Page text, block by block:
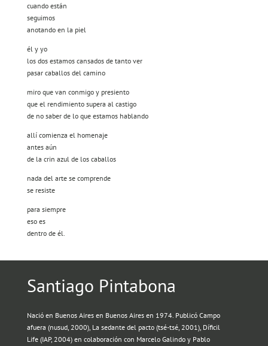
cuando están
seguimos
anotando en la piel
él y yo
los dos estamos cansados de tanto ver
pasar caballos del camino
miro que van conmigo y presiento
que el rendimiento supera al castigo
de no saber de lo que estamos hablando
allí comienza el homenaje
antes aún
de la crin azul de los caballos
nada del arte se comprende
se resiste
para siempre
eso es
dentro de él.
Santiago Pintabona
Nació en Buenos Aires en Buenos Aires en 1974. Publicó Campo
afuera (nusud, 2000), La sedante del pacto (tsé-tsé, 2001), Díficil
Life (IAP, 2004) en colaboración con Marcelo Galindo y Pablo